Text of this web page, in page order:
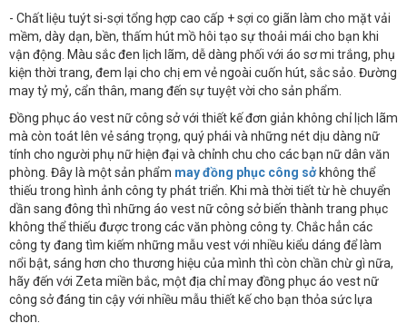
- Chất liệu tuýt si-sợi tổng hợp cao cấp + sợi co giãn làm cho mặt vải
mềm, dày dạn, bền, thấm hút mồ hôi tạo sự thoải mái cho bạn khi
vận động. Màu sắc đen lịch lãm, dễ dàng phối với áo sơ mi trắng, phụ
kiện thời trang, đem lại cho chị em vẻ ngoài cuốn hút, sắc sảo. Đường
may tỷ mỷ, cẩn thân, mang đến sự tuyệt vời cho sản phẩm.
Đồng phục áo vest nữ công sở với thiết kế đơn giản không chỉ lịch lãm
mà còn toát lên vẻ sáng trọng, quý phái và những nét dịu dàng nữ
tính cho người phụ nữ hiện đại và chỉnh chu cho các bạn nữ dân văn
phòng. Đây là một sản phẩm may đồng phục công sởkhông thể
thiếu trong hình ảnh công ty phát triển. Khi mà thời tiết từ hè chuyển
dần sang đông thì những áo vest nữ công sở biến thành trang phục
không thể thiếu được trong các văn phòng công ty. Chắc hẳn các
công ty đang tìm kiếm những mẫu vest với nhiều kiểu dáng để làm
nổi bật, sáng hơn cho thương hiệu của mình thì còn chần chừ gì nữa,
hãy đến với Zeta miền bắc, một địa chỉ may đồng phục áo vest nữ
công sở đáng tin cậy với nhiều mẫu thiết kế cho bạn thỏa sức lựa
chọn.